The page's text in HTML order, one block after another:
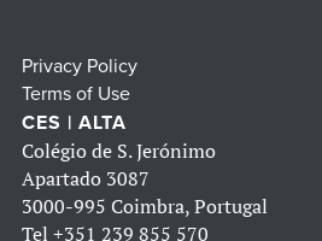
Privacy Policy
Terms of Use
CES | ALTA
Colégio de S. Jerónimo
Apartado 3087
3000-995 Coimbra, Portugal
Tel +351 239 855 570